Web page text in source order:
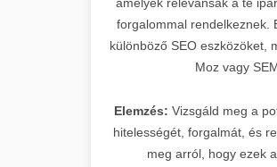
forgalommal rendelkeznek.
különböző SEO eszközöket,
Moz vagy
Elemzés: Vizsgáld meg a
hitelességét, forgalmát, és
meg arról, hogy ezek